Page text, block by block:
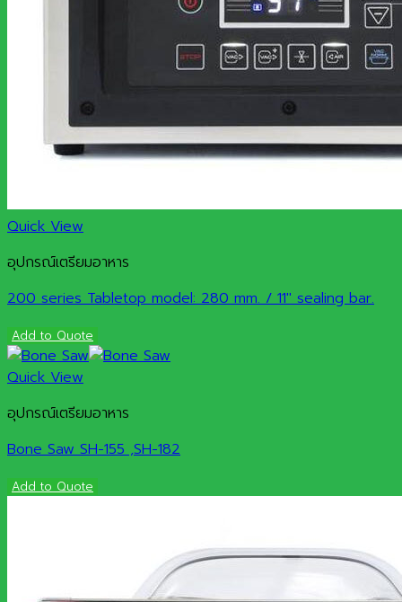
Quick View
อุปกรณ์เตรียมอาหาร
200 series Tabletop model: 280 mm. / 11″ sealing bar.
Add to Quote
Quick View
อุปกรณ์เตรียมอาหาร
Bone Saw SH-155 ,SH-182
Add to Quote